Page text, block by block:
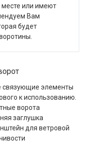
или имеют
Вам
будет
связующие элементы
к использованию.
заглушка
для ветровой